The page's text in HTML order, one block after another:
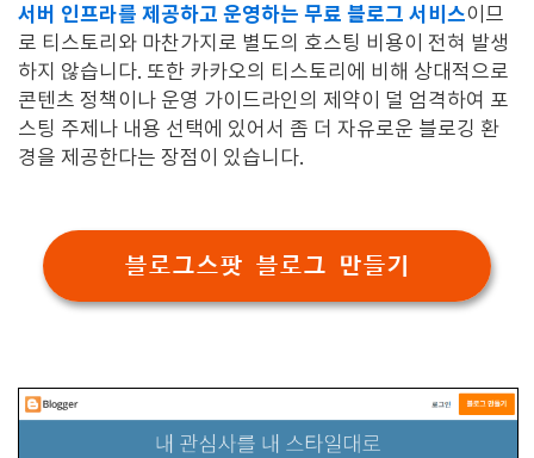
서버 인프라를 제공하고 운영하는 무료 블로그 서비스이므
로 티스토리와 마찬가지로 별도의 호스팅 비용이 전혀 발생
하지 않습니다. 또한 카카오의 티스토리에 비해 상대적으로
콘텐츠 정책이나 운영 가이드라인의 제약이 덜 엄격하여 포
스팅 주제나 내용 선택에 있어서 좀 더 자유로운 블로깅 환
경을 제공한다는 장점이 있습니다.
블로그스팟 블로그 만들기